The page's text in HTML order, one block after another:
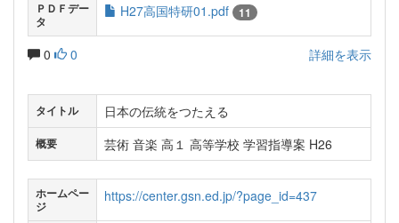
ＰＤＦデー
タ
H27高国特研01.pdf 11
0 0 詳細を表示
タイトル 日本の伝統をつたえる
概要 芸術 音楽 高１ 高等学校 学習指導案 H26
ホームペー
ジ
https://center.gsn.ed.jp/?page_id=437